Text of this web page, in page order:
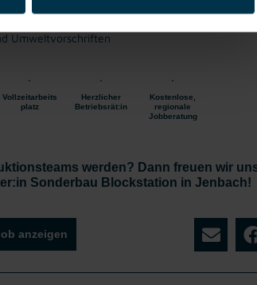
mit dem Stapler (bei vorhandenem
Umweltvorschriften
Vollzeitarbeits
platz
Herzlicher
Betriebsrät:in
Kostenlose,
regionale
Jobberatung
werden? Dann freuen wir
Sonderbau Blockstation in Jenbach!
anzeigen